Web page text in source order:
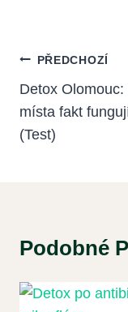
Navigace
Pro
Příspěvek
PŘEDCHOZÍ
Detox Olomouc:
místa fakt
(Test)
Podobné